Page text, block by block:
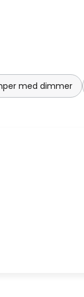
med dimmer